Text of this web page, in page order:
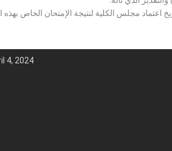
اعتماد مجلس الكلية لنتيجة الإمتحان الخاص بهذه
4, 2024